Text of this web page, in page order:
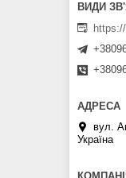
вул.
Україна